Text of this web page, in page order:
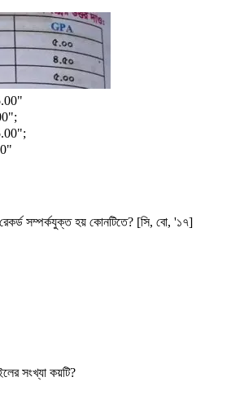
সম্পর্কযুক্ত হয় কোনটিতে? [সি, বাে, '১৭]
সংখ্যা কয়টি?